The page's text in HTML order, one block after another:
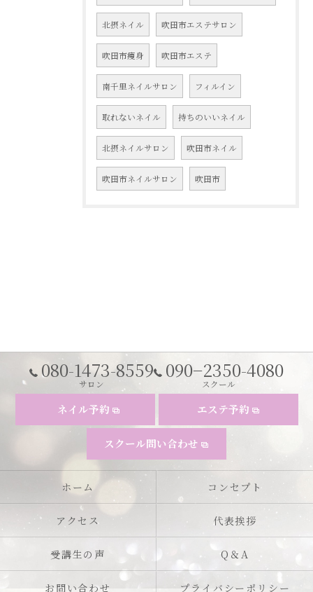
北摂ネイル 吹田市エステサロン
吹田市痩身 吹田市エステ
南千里ネイルサロン フィルイン
取れないネイル 持ちのいいネイル
北摂ネイルサロン 吹田市ネイル
吹田市ネイルサロン 吹田市
080-1473-8559
サロン
090−2350-4080
スクール
ネイル予約
スクール問い合わせ
エステ予約
ホーム コンセプト
アクセス 代表挨拶
受講生の声 Q＆A
お問い合わせ プライバシーポリシー